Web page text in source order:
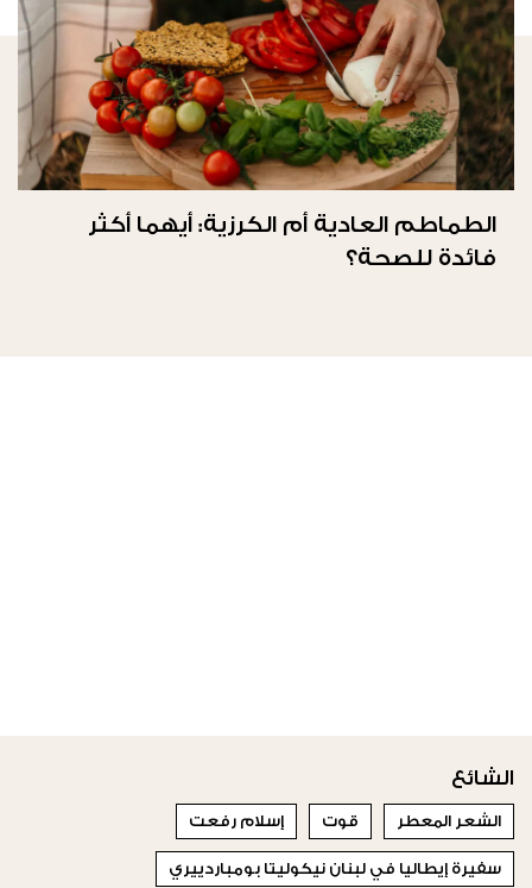
الطماطم العادية أم الكرزية: أيهما أكثر
فائدة للصحة؟
الشائع
الشعر المعطر قوت إسلام رفعت
سفيرة إيطاليا في لبنان نيكوليتا بومباردييري